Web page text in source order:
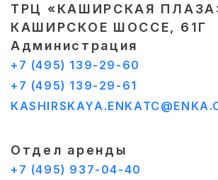
ТРЦ «КАШИРСКАЯ
КАШИРСКОЕ ШОССЕ, 61Г
Администрация
+7 (495) 139-29-60
+7 (495) 139-29-61
Отдел аренды
+7 (495) 937-04-40